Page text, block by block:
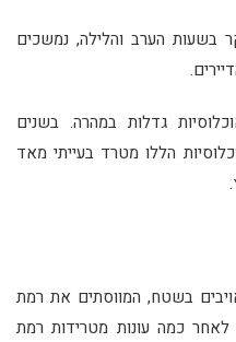
בשעות הערב והלילה, נמשכים
100 ביצים והאוכלוסיות גדלות במהרה. בשנים
הללו מטרד בעייתי מאד
בשטח, המווסתים את רמת
לאחר כמה עונות מטרידות רמת